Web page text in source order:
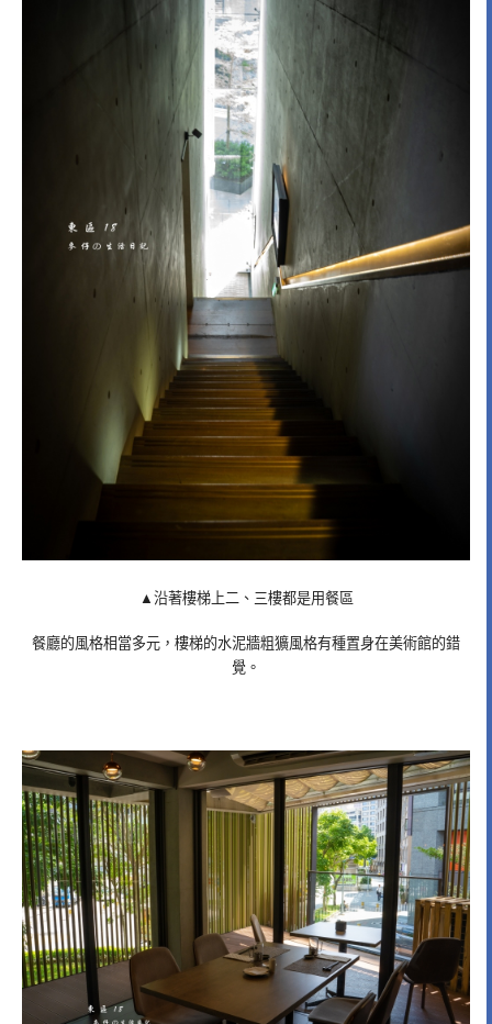
▲沿著樓梯上二、三樓都是用餐區
餐廳的風格相當多元，樓梯的水泥牆粗獷風格有種置身在美術館的錯
覺。